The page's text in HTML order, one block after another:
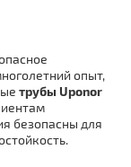
опыт,
тpубы Uponor
безопасны для